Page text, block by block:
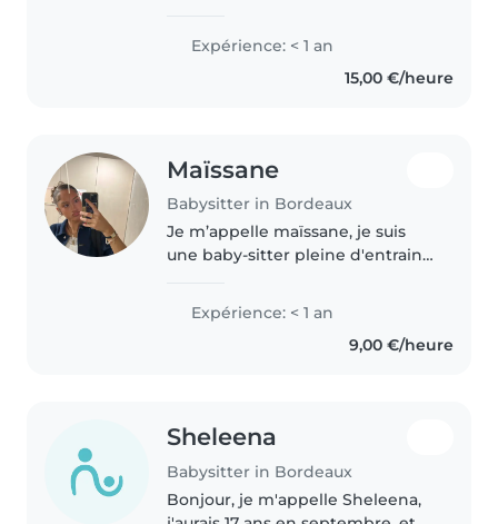
Expérience: < 1 an
15,00 €/heure
Maïssane
Babysitter in Bordeaux
Je m’appelle maïssane, je suis
une baby-sitter pleine d'entrain
garder vos enfants d'âge
préscolaire et élémentaire. Bien
que jeune, je possède de
Expérience: < 1 an
9,00 €/heure
Sheleena
Babysitter in Bordeaux
Bonjour, je m'appelle Sheleena,